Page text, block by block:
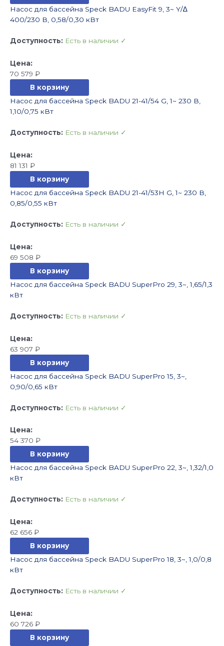
Насос для бассейна Speck BADU EasyFit 9, 3~ Y/∆
400/230 В, 0,58/0,30 кВт
Доступность: Есть в наличии ✓
70 579 ₽
В корзину
Насос для бассейна Speck BADU 21-41/54 G, 1~ 230 В,
1,10/0,75 кВт
Доступность: Есть в наличии ✓
81 131 ₽
В корзину
Насос для бассейна Speck BADU 21-41/53H G, 1~ 230 В,
0,85/0,55 кВт
Доступность: Есть в наличии ✓
69 508 ₽
В корзину
Насос для бассейна Speck BADU SuperPro 29, 3~, 1,65/1,3
кВт
Доступность: Есть в наличии ✓
63 907 ₽
В корзину
Насос для бассейна Speck BADU SuperPro 15, 3~,
0,90/0,65 кВт
Доступность: Есть в наличии ✓
54 370 ₽
В корзину
Насос для бассейна Speck BADU SuperPro 22, 3~, 1,32/1,0
кВт
Доступность: Есть в наличии ✓
62 656 ₽
В корзину
Насос для бассейна Speck BADU SuperPro 18, 3~, 1,0/0,8
кВт
Доступность: Есть в наличии ✓
60 726 ₽
В корзину